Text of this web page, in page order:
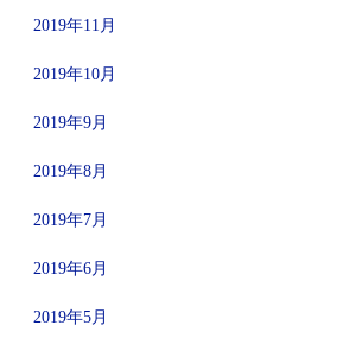
2019年11月
2019年10月
2019年9月
2019年8月
2019年7月
2019年6月
2019年5月